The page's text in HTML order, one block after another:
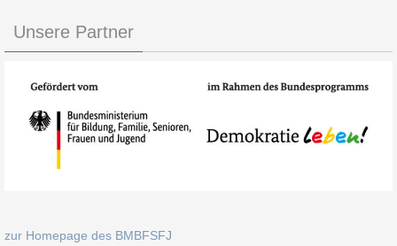
Unsere Partner
zur Homepage des BMBFSFJ